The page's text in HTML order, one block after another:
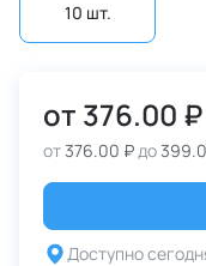
10 шт.
от 376.00 ₽
от376.00 ₽до
Доступно